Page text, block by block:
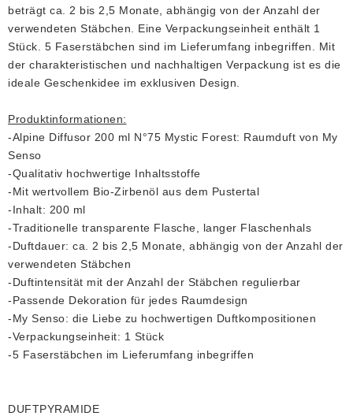
beträgt ca. 2 bis 2,5 Monate, abhängig von der Anzahl der
verwendeten Stäbchen. Eine Verpackungseinheit enthält 1
Stück. 5 Faserstäbchen sind im Lieferumfang inbegriffen. Mit
der charakteristischen und nachhaltigen Verpackung ist es die
ideale Geschenkidee im exklusiven Design.
Produktinformationen:
-Alpine Diffusor 200 ml N°75 Mystic Forest: Raumduft von My
Senso
-Qualitativ hochwertige Inhaltsstoffe
-Mit wertvollem Bio-Zirbenöl aus dem Pustertal
-Inhalt: 200 ml
-Traditionelle transparente Flasche, langer Flaschenhals
-Duftdauer: ca. 2 bis 2,5 Monate, abhängig von der Anzahl der
verwendeten Stäbchen
-Duftintensität mit der Anzahl der Stäbchen regulierbar
-Passende Dekoration für jedes Raumdesign
-My Senso: die Liebe zu hochwertigen Duftkompositionen
-Verpackungseinheit: 1 Stück
-5 Faserstäbchen im Lieferumfang inbegriffen
DUFTPYRAMIDE